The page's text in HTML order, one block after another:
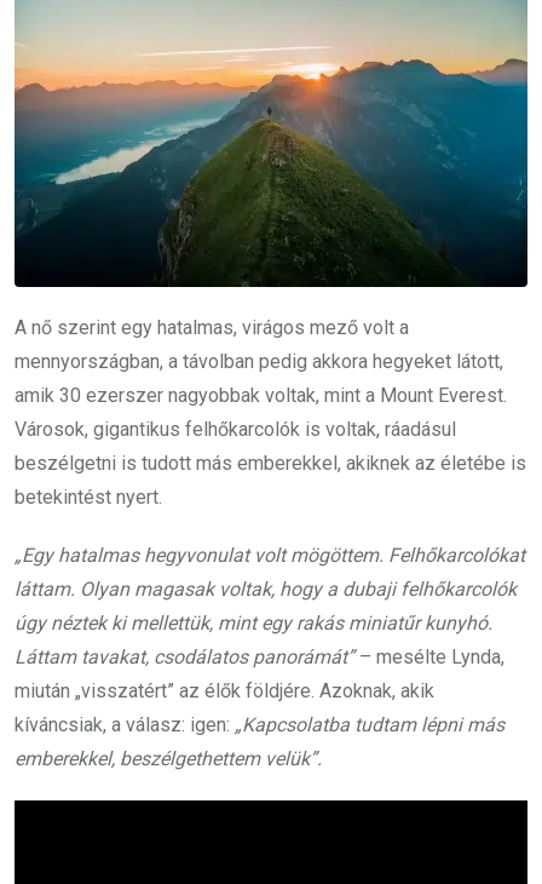
A nő szerint egy hatalmas, virágos mező volt a
mennyországban, a távolban pedig akkora hegyeket látott,
amik 30 ezerszer nagyobbak voltak, mint a Mount Everest.
Városok, gigantikus felhőkarcolók is voltak, ráadásul
beszélgetni is tudott más emberekkel, akiknek az életébe is
betekintést nyert.
„Egy hatalmas hegyvonulat volt mögöttem. Felhőkarcolókat
láttam. Olyan magasak voltak, hogy a dubaji felhőkarcolók
úgy néztek ki mellettük, mint egy rakás miniatűr kunyhó.
Láttam tavakat, csodálatos panorámát”– mesélte Lynda,
miután „visszatért” az élők földjére. Azoknak, akik
kíváncsiak, a válasz: igen: „Kapcsolatba tudtam lépni más
emberekkel, beszélgethettem velük”.